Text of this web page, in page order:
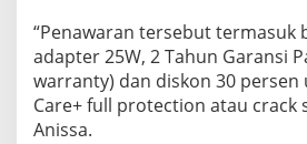
“Penawaran tersebut termasuk
adapter 25W, 2 Tahun Garansi
warranty) dan diskon 30 persen
Care+ full protection atau crack
Anissa.